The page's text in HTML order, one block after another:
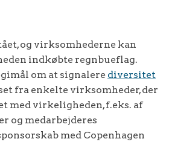
og virksomhederne kan
indkøbte regnbueflag.
om at signalere diversitet
fra enkelte virksomheder, der
med virkeligheden, f.eks. af
og medarbejderes
med Copenhagen